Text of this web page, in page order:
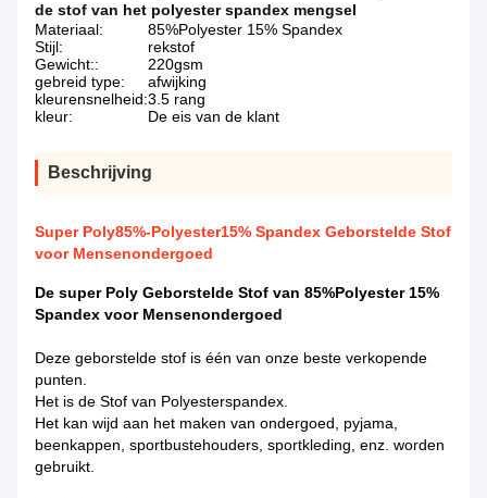
de stof van het polyester spandex mengsel
Materiaal:
85%Polyester 15% Spandex
Stijl:
rekstof
Gewicht::
220gsm
gebreid type:
afwijking
kleurensnelheid:3.5 rang
kleur:
De eis van de klant
Beschrijving
Super Poly85%-Polyester15% Spandex Geborstelde Stof
voor Mensenondergoed
De super Poly Geborstelde Stof van 85%Polyester 15%
Spandex voor Mensenondergoed
Deze geborstelde stof is één van onze beste verkopende
punten.
Het is de Stof van Polyesterspandex.
Het kan wijd aan het maken van ondergoed, pyjama,
beenkappen, sportbustehouders, sportkleding, enz. worden
gebruikt.